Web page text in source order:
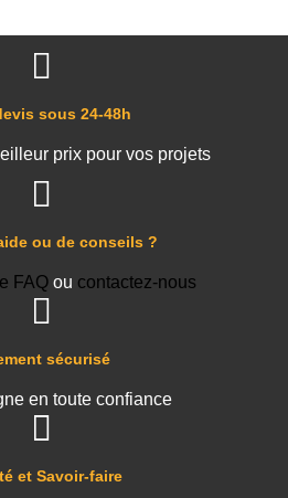
et Savoir-faire
sécurisé
en toute confiance
ou de conseils ?
FAQ ou contactez-nous
sous 24-48h
prix pour vos projets